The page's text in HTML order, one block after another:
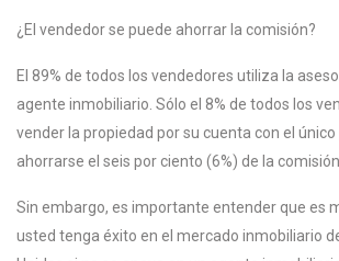
¿El vendedor se puede ahorrar la comisión?
El 89% de todos los vendedores utiliza la
agente inmobiliario. Sólo el 8% de todos los
vender la propiedad por su cuenta con el
ahorrarse el seis por ciento (6%) de la comisión.
Sin embargo, es importante entender que es
usted tenga éxito en el mercado inmobiliario